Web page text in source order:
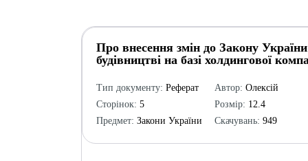
Про внесення змін до Закону
будівництві на базі холдингової
Тип документу: Реферат
Сторінок: 5
Предмет: Закони України
Автор: Олексій
Розмір: 12.4
Скачувань: 949